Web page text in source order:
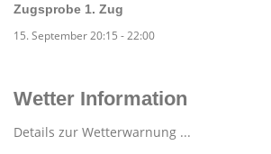
Zugsprobe 1. Zug
15. September 20:15 -22:00
Wetter Information
Details zur Wetterwarnung ...